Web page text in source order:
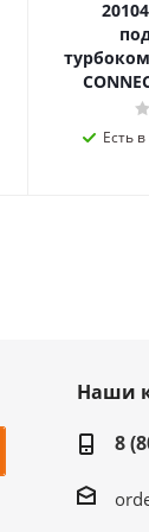
Есть
Наши
8